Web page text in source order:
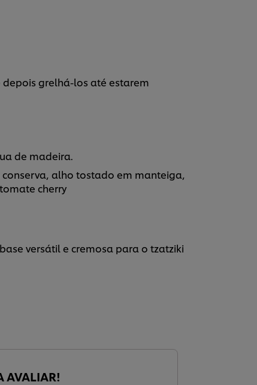
grelhá-los até estarem
de madeira.
alho tostado em manteiga,
cherry
versátil e cremosa para o tzatziki
AVALIAR!